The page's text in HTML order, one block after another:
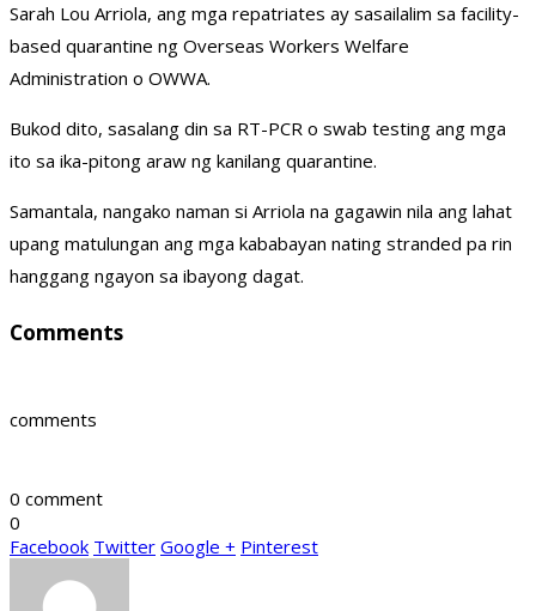
Sarah Lou Arriola, ang mga repatriates ay sasailalim sa facility-
based quarantine ng Overseas Workers Welfare
Administration o OWWA.
Bukod dito, sasalang din sa RT-PCR o swab testing ang mga
ito sa ika-pitong araw ng kanilang quarantine.
Samantala, nangako naman si Arriola na gagawin nila ang lahat
upang matulungan ang mga kababayan nating stranded pa rin
hanggang ngayon sa ibayong dagat.
Comments
comments
0 comment
0
Facebook Twitter Google + Pinterest